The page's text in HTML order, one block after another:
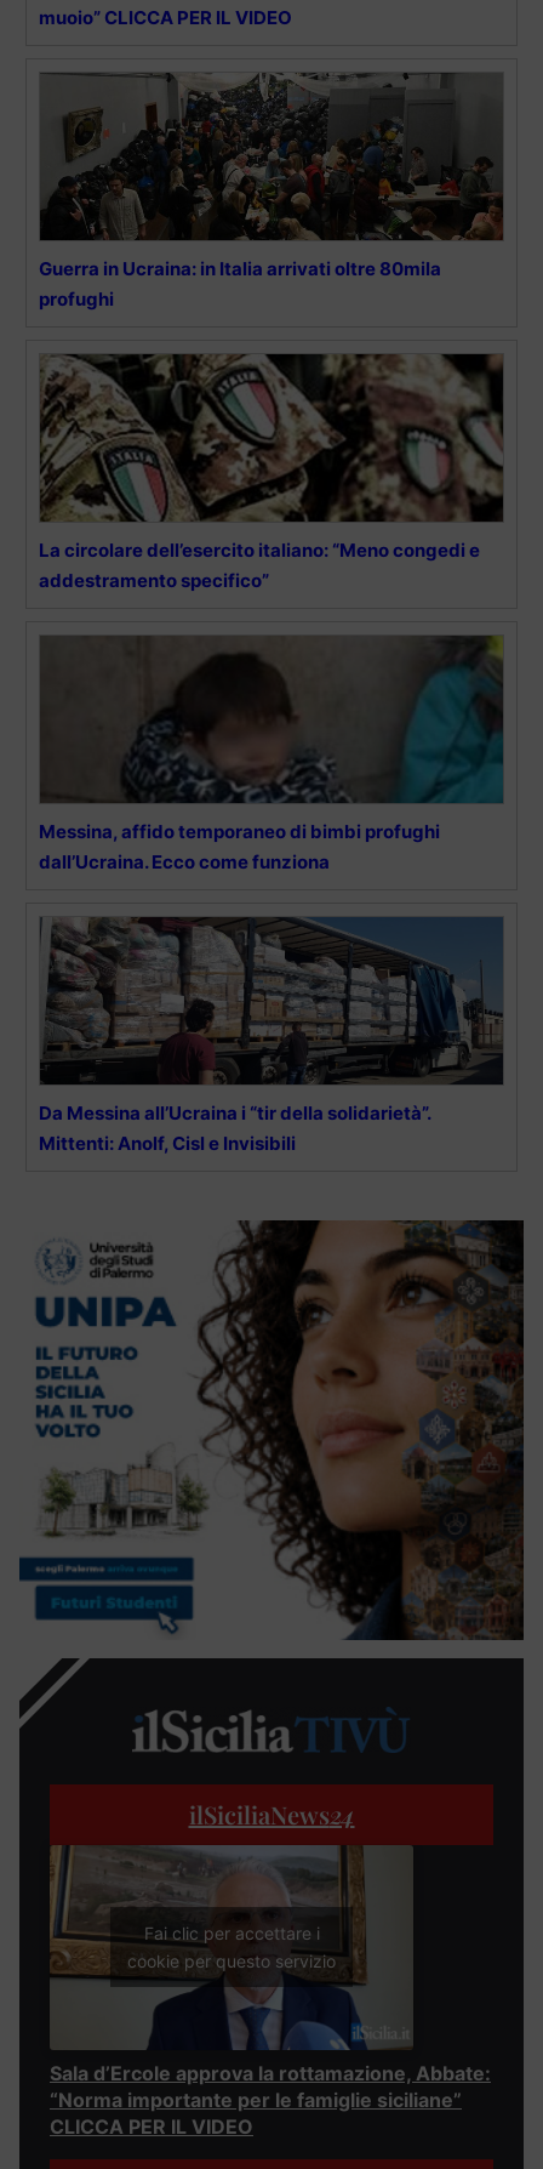
muoio” CLICCA PER IL VIDEO
Guerra in Ucraina: in Italia arrivati oltre 80mila
profughi
La circolare dell’esercito italiano: “Meno congedi e
addestramento specifico”
Messina, affido temporaneo di bimbi profughi
dall’Ucraina. Ecco come funziona
Da Messina all’Ucraina i “tir della solidarietà”.
Mittenti: Anolf, Cisl e Invisibili
ilSiciliaNews24
Fai clic per accettare i
cookie per questo servizio
Sala d’Ercole approva la rottamazione, Abbate:
“Norma importante per le famiglie siciliane”
CLICCA PER IL VIDEO